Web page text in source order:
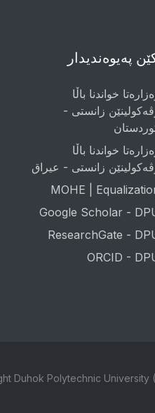
پەیوەندیدار
خواندنا باڵا
زانستی -
خواندنا باڵا
زانستی - عيراق
MOHE |
Google Scholar -
ResearchGate -
ORCID -